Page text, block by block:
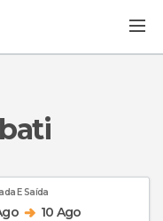
E Saída
10 Ago